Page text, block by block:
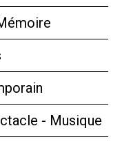
- Musique